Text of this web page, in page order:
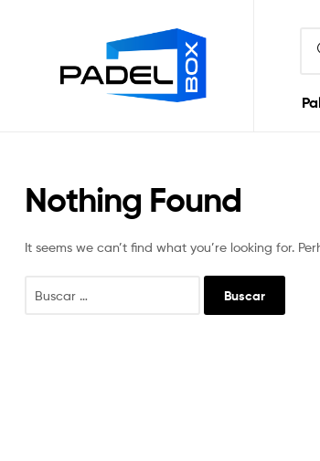
Ecuador
y
Padel
Ecuador
Nothing Found
It seems we can’t find what you’re looking for.